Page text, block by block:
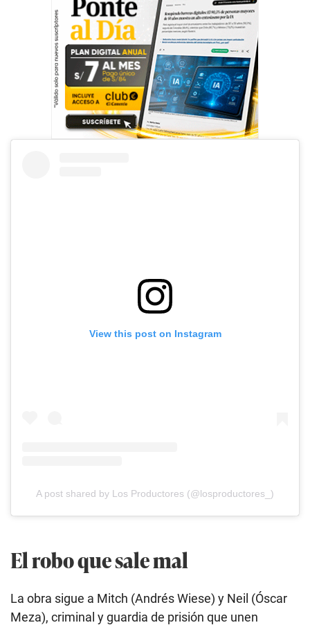
View this post on Instagram
A post shared by Los Productores (@losproductores_)
El robo que sale mal
La obra sigue a Mitch (Andrés Wiese) y Neil (Óscar
Meza), criminal y guardia de prisión que unen